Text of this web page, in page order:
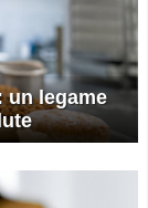
un legame